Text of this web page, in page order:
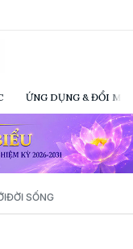
ỨNG DỤNG & ĐỔI
ĐỜI SỐNG